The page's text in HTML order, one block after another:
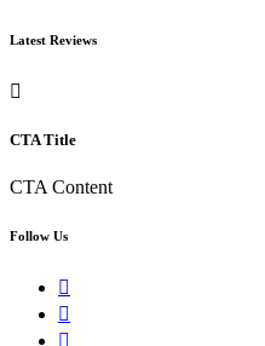
Latest Reviews
CTA Title
CTA Content
Follow Us